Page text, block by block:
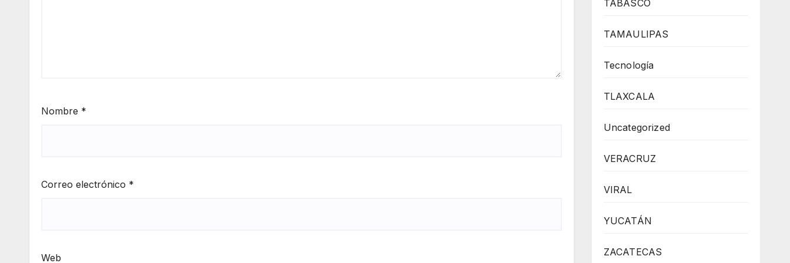
Nombre *
Correo electrónico *
Web
TABASCO
TAMAULIPAS
Tecnología
TLAXCALA
Uncategorized
VERACRUZ
VIRAL
YUCATÁN
ZACATECAS